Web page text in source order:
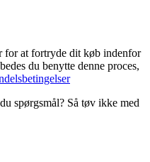
for at fortryde dit køb indenfor
du benytte denne proces,
spørgsmål? Så tøv ikke med